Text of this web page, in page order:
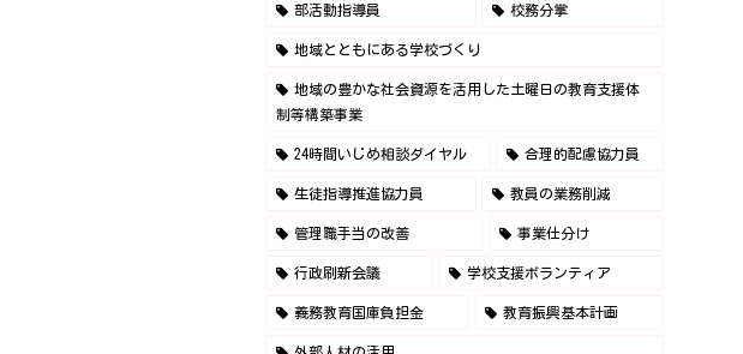
部活動指導員 校務分掌
地域とともにある学校づくり
地域の豊かな社会資源を活用した土曜日の教育支援体
制等構築事業
24時間いじめ相談ダイヤル 合理的配慮協力員
生徒指導推進協力員 教員の業務削減
管理職手当の改善 事業仕分け
行政刷新会議 学校支援ボランティア
義務教育国庫負担金 教育振興基本計画
外部人材の活用